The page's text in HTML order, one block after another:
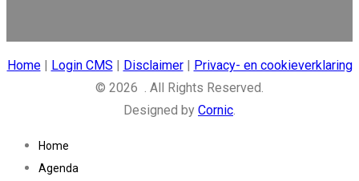
Home| Login CMS | Disclaimer| Privacy- en cookieverklaring
© 2026 . All Rights Reserved.
Designed by Cornic
Home
Agenda